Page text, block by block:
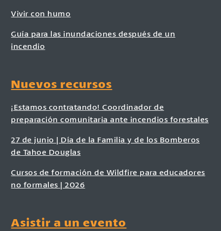
Vivir con humo
Guía para las inundaciones después de un
incendio
Nuevos recursos
¡Estamos contratando! Coordinador de
preparación comunitaria ante incendios forestales
27 de junio | Día de la Familia y de los Bomberos
de Tahoe Douglas
Cursos de formación de Wildfire para educadores
no formales | 2026
Asistir a un evento